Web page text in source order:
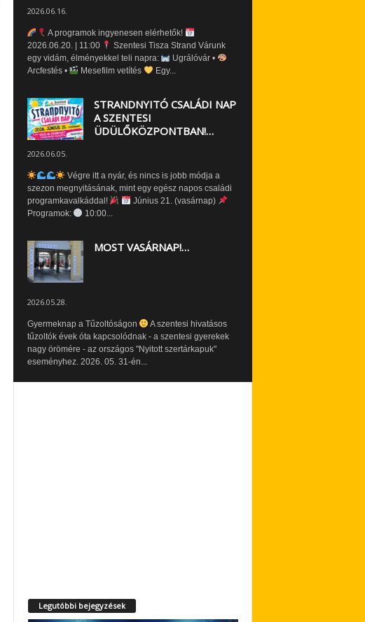
2026.06.16.
A programok ingyenesen elérhetők!
2026.06.20. | 11:00
Szentesi Tisza Strand Várunk
egy vidám, élményekkel teli napra:
Ugrálóvár •
Arcfestés •
Mesefilm vetítés Egy...
STRANDNYITÓ CSALÁDI NAP
A SZENTESI
ÜDÜLŐKÖZPONTBAN!…
2026.06.05.
Végre itt a nyár, és nincs is jobb módja a
szezon megnyitásának, mint egy egész napos családi
programkavalkáddal!
Június 21. (vasárnap)
Programok:
10:00...
MOST VASÁRNAP!…
2026.05.28.
Gyermeknap a Tűzoltóságon
A szentesi hivatásos
tűzoltók évek óta kapcsolódnak - a szentesi gyerekek
nagy örömére - az országos "Nyitott szertárkapuk"
eseményhez. 2026. 05. 31-én...
Legutóbbi bejegyzések